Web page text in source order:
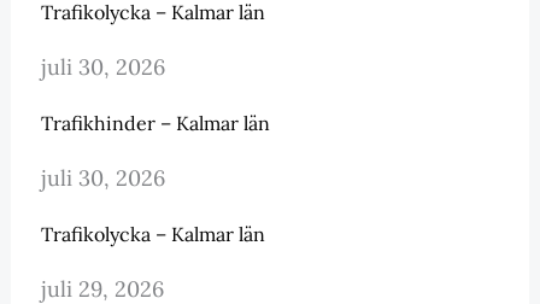
Trafikolycka – Kalmar län
juli 30, 2026
Trafikhinder – Kalmar län
juli 30, 2026
Trafikolycka – Kalmar län
juli 29, 2026